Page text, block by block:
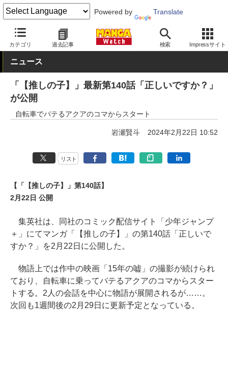
Powered by Translate
カテゴリ 過去記事 検索 Impressサイト
MANGA Watch 青年 【推しの子】
ニュース
「【推しの子】」最新第140話「正しいですか？」
が公開
自転車でバテるアクアのコマからスタート
岩瀬賢斗 2024年2月22日 10:52
リスト
【「【推しの子】」第140話】
2月22日 公開
集英社は、同社のコミック配信サイト「少年ジャンプ
＋」にてマンガ「【推しの子】」の第140話「正しいで
すか？」を2月22日に公開した。
物語上では作中の映画「15年の嘘」の撮影が続けられ
ており、自転車に乗ってバテるアクアのコマからスター
トする。2人の会話を中心に物語が展開されるが……。
次回も1週間後の2月29日に更新予定となっている。